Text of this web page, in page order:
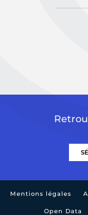
Mentions légales
Open Data